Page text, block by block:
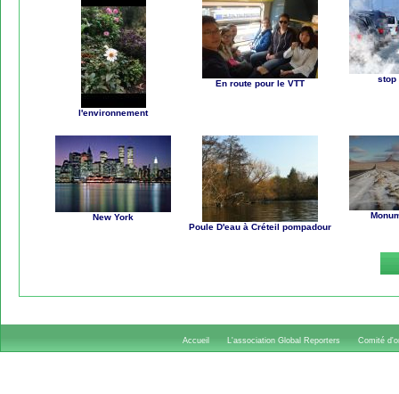
l'environnement
En route pour le VTT stop
New York
Poule D'eau à Créteil pompadour
Accueil L'association Global Reporters Comité